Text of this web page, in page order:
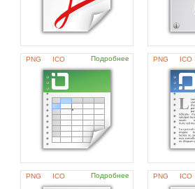
PNG ICO Подробнее PNG ICO
PNG ICO Подробнее PNG ICO